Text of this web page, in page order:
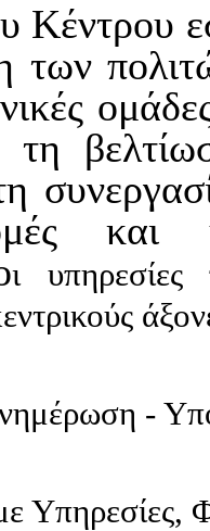
Κέντρου
των
ι υ
-
Υπηρεσίες,